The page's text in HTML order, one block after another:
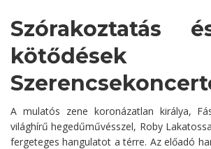
Szórakoztatás
A mulatós zene koronázatlan királya,
világhírű hegedűművésszel, Roby
fergeteges hangulatot a térre. Az előadó